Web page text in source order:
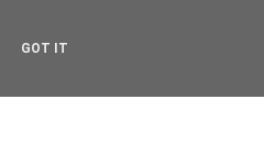
GOT IT